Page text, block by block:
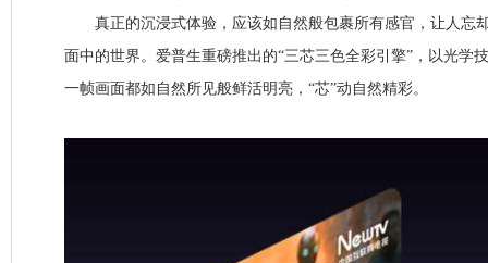
真正的沉浸式体验，应该如自然般包裹所有感官，让人忘
面中的世界。爱普生重磅推出的“三芯三色全彩引擎”，以光学
一帧画面都如自然所见般鲜活明亮，“芯”动自然精彩。